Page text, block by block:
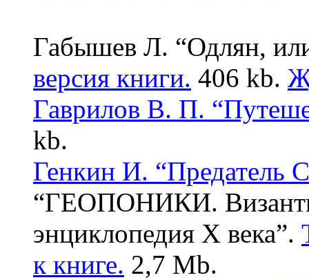
Габышев Л. “Одлян,
версия книги. 406 kb.
Гаврилов В. П.
kb.
Генкин И. “Предатель
“ГЕОПОНИКИ.
энциклопедия X века”.
к книге. 2,7 Mb.